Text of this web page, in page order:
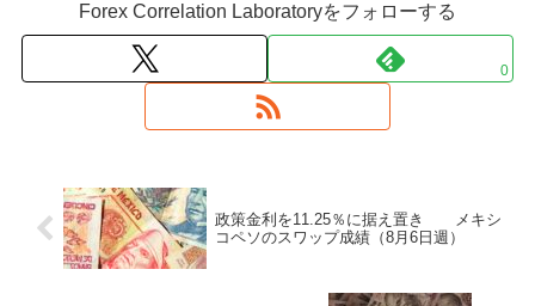
Forex Correlation Laboratoryをフォローする
0
政策金利を11.25％に据え置き メキシ
コペソのスワップ成績（8月6日週）